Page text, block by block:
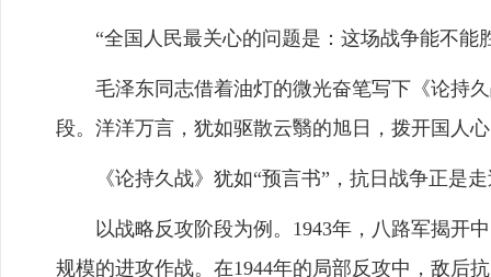
“全国人民最关心的问题是：这场战争能不能
毛泽东同志借着油灯的微光奋笔写下《论持久
段。洋洋万言，犹如驱散云翳的旭日，拨开国人
《论持久战》犹如“预言书”，抗日战争正是走
以战略反攻阶段为例。1943年，八路军揭开中
规模的进攻作战。在1944年的局部反攻中，敌后